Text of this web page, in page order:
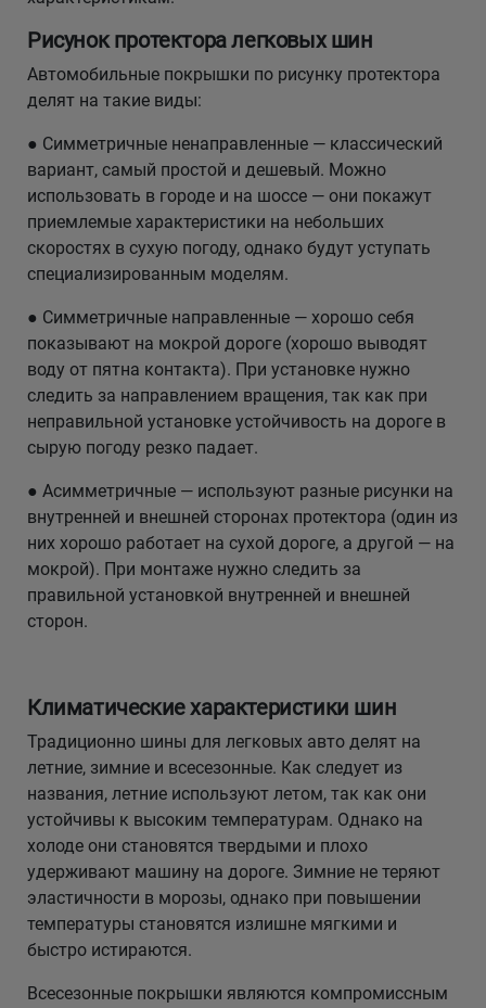
Рисунок протектора легковых шин
Автомобильные покрышки по рисунку протектора
делят на такие виды:
● Симметричные ненаправленные — классический
вариант, самый простой и дешевый. Можно
использовать в городе и на шоссе — они покажут
приемлемые характеристики на небольших
скоростях в сухую погоду, однако будут уступать
специализированным моделям.
● Симметричные направленные — хорошо себя
показывают на мокрой дороге (хорошо выводят
воду от пятна контакта). При установке нужно
следить за направлением вращения, так как при
неправильной установке устойчивость на дороге в
сырую погоду резко падает.
● Асимметричные — используют разные рисунки на
внутренней и внешней сторонах протектора (один из
них хорошо работает на сухой дороге, а другой — на
мокрой). При монтаже нужно следить за
правильной установкой внутренней и внешней
сторон.
Климатические характеристики шин
Традиционно шины для легковых авто делят на
летние, зимние и всесезонные. Как следует из
названия, летние используют летом, так как они
устойчивы к высоким температурам. Однако на
холоде они становятся твердыми и плохо
удерживают машину на дороге. Зимние не теряют
эластичности в морозы, однако при повышении
температуры становятся излишне мягкими и
быстро истираются.
Всесезонные покрышки являются компромиссным